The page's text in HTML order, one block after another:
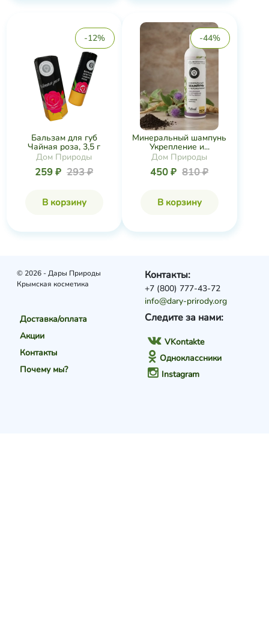
-12%
Бальзам для губ
Чайная роза, 3,5 г
Дом Природы
259 ₽ 293 ₽
В корзину
-44%
Минеральный шампунь
Укрепление и...
Дом Природы
450 ₽ 810 ₽
В корзину
© 2026 - Дары Природы
Крымская косметика
Доставка/оплата
Акции
Контакты
Почему мы?
Следите за нами:
VKontakte
Одноклассники
Instagram
Контакты:
+7 (800) 777-43-72
info@dary-prirody.org